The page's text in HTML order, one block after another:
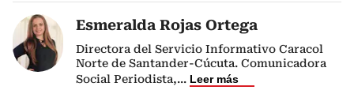
Esmeralda Rojas Ortega
Directora del Servicio Informativo Caracol
Norte de Santander-Cúcuta. Comunicadora
Social Periodista,... Leer más